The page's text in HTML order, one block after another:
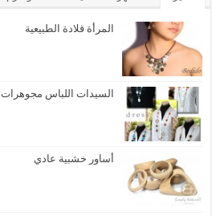
المرأة قلادة الطبيعية
السيدات اللباس مجوهرات
أساور خشبية عادي